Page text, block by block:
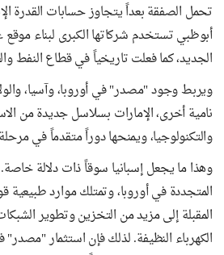
تحمل الصفقة بعداً يتجاوز حسابات القدرة
أبوظبي تستخدم شركاتها الكبرى لبناء
الجديد، كما فعلت تاريخياً في قطاع النفط
ويربط وجود "مصدر" في أوروبا، وآسيا،
نامية أخرى، الإمارات بسلاسل جديدة من
والتكنولوجيا، ويمنحها دوراً متقدماً في
وهذا ما يجعل إسبانيا سوقاً ذات دلالة
المتجددة في أوروبا، وتمتلك موارد
المقبلة إلى مزيد من التخزين وتطوير
الكهرباء النظيفة. لذلك فإن استثمار